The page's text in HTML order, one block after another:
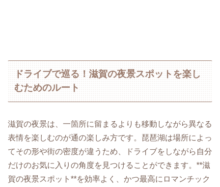
ドライブで巡る！滋賀の夜景スポットを楽し
むためのルート
滋賀の夜景は、一箇所に留まるよりも移動しながら異なる
表情を楽しむのが通の楽しみ方です。琵琶湖は場所によっ
てその形や街の密度が違うため、ドライブをしながら自分
だけのお気に入りの角度を見つけることができます。**滋
賀の夜景スポット**を効率よく、かつ最高にロマンチック